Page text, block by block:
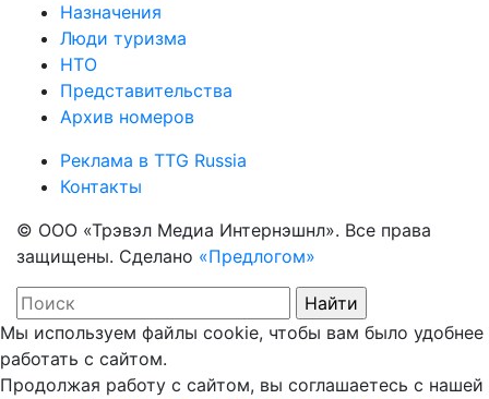
Назначения
Люди туризма
НТО
Представительства
Архив номеров
Реклама в TTG Russia
Контакты
© ООО «Трэвэл Медиа Интернэшнл». Все права
защищены. Сделано «Предлогом»
Мы используем файлы cookie, чтобы вам было удобнее
работать с сайтом.
Продолжая работу с сайтом, вы соглашаетесь с нашей